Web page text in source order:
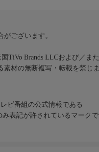
ございます。
TiVo Brands LLCおよび／ま
材の無断複写・転載を禁じま
ビ番組の公式情報である
表記が許されているマークで